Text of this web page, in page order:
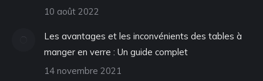
10 août 2022
Les avantages et les inconvénients des tables à
manger en verre : Un guide complet
14 novembre 2021